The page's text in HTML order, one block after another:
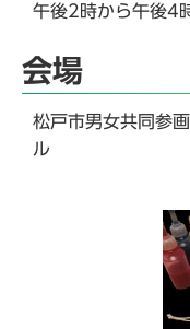
午後2時から午後4
会場
松戸市男女共同
ル